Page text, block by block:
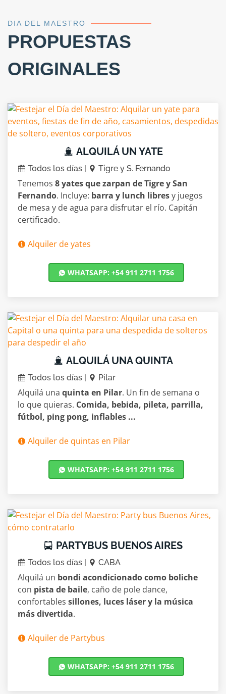
DIA DEL MAESTRO
PROPUESTAS
ORIGINALES
ALQUILÁ UN YATE
Todos los días | Tigre y S. Fernando
Tenemos 8 yates que zarpan de Tigre y San
Fernando. Incluye: barra y lunch libresy juegos
de mesa y de agua para disfrutar el río. Capitán
certificado.
Alquiler de yates
WHATSAPP: +54 911 2711 1756
ALQUILÁ UNA QUINTA
Todos los días | Pilar
Alquilá una quinta en Pilar. Un fin de semana o
lo que quieras. Comida, bebida, pileta, parrilla,
fútbol, ping pong, inflables ...
Alquiler de quintas en Pilar
WHATSAPP: +54 911 2711 1756
PARTYBUS BUENOS AIRES
Todos los días | CABA
Alquilá un bondi acondicionado como boliche
con pista de baile, caño de pole dance,
confortables sillones, luces láser y la música
más divertida.
Alquiler de Partybus
WHATSAPP: +54 911 2711 1756